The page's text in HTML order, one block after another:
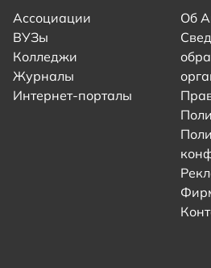
Ассоциации
ВУЗы
Колледжи
Журналы
Интернет-порталы
Об